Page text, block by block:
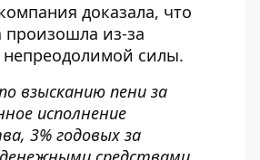
доказала, что
произошла из-за
непреодолимой силы.
взысканию пени за
исполнение
3% годовых за